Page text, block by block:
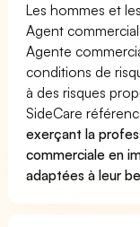
Les hommes et
Agent
Agente
conditions de
à des risques
SideCare
exerçant la
commerciale en
adaptées à leur